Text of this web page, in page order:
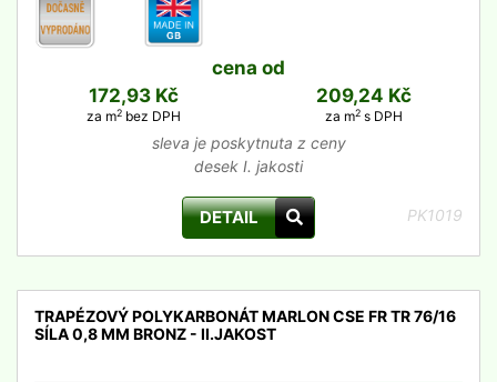
cena od
172,93 Kč
za m2bez DPH
209,24 Kč
za m2 s DPH
sleva je poskytnuta z ceny
desek I. jakosti
DETAIL PK1019
TRAPÉZOVÝ POLYKARBONÁT MARLON CSE FR TR 76/16
SÍLA 0,8 MM BRONZ - II.JAKOST